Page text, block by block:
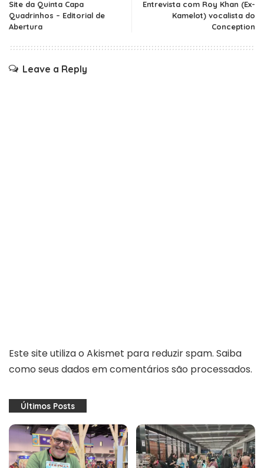
Site da Quinta Capa
Quadrinhos – Editorial de
Abertura
Entrevista com Roy Khan (Ex-
Kamelot) vocalista do
Conception
Leave a Reply
Este site utiliza o Akismet para reduzir spam. Saiba
como seus dados em comentários são processados.
Últimos Posts